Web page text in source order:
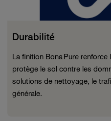
Durabilité
La finition Bona Pure
protège le sol contre les
solutions de nettoyage, le
générale.